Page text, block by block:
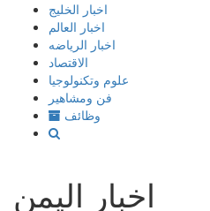
إذهب
المحتوى
اخبار الخليج
اخبار العالم
اخبار الرياضه
الاقتصاد
علوم وتكنولوجيا
فن ومشاهير
وظائف
اخبار اليمن